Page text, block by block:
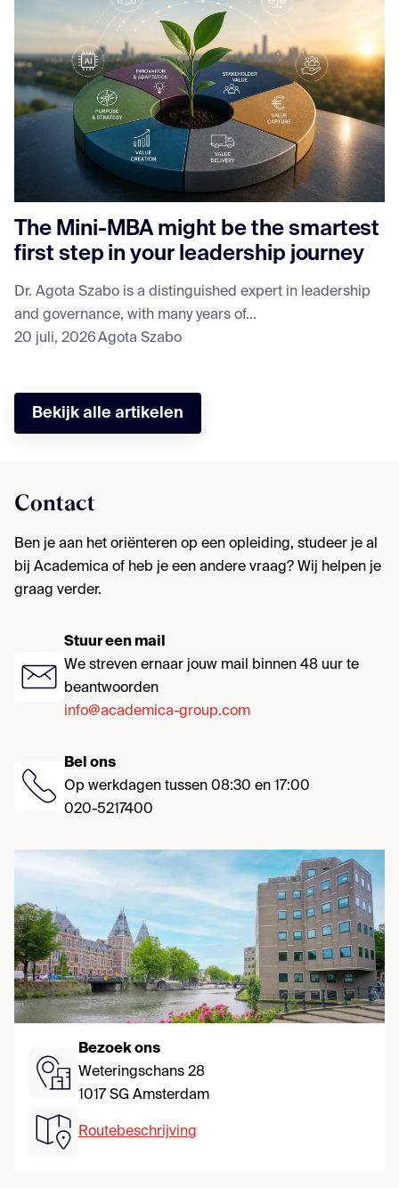
The Mini-MBA might be the smartest
first step in your leadership journey
Dr. Agota Szabo is a distinguished expert in leadership
and governance, with many years of...
20 juli, 2026Agota Szabo
Bekijk alle artikelen
Contact
Ben je aan het oriënteren op een opleiding, studeer je al
bij Academica of heb je een andere vraag? Wij helpen je
graag verder.
Stuur een mail
We streven ernaar jouw mail binnen 48 uur te
beantwoorden
info@academica-group.com
Bel ons
Op werkdagen tussen 08:30 en 17:00
020-5217400
Bezoek ons
Weteringschans 28
1017 SG Amsterdam
Routebeschrijving